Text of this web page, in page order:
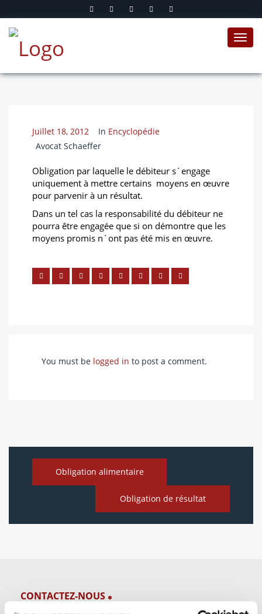
Juillet 18, 2012 In Encyclopédie
Avocat Schaeffer
Obligation par laquelle le débiteur s´engage
uniquement à mettre certains moyens en œuvre
pour parvenir à un résultat.
Dans un tel cas la responsabilité du débiteur ne
pourra être engagée que si on démontre que les
moyens promis n´ont pas été mis en œuvre.
You must be logged in to post a comment.
Obligation alimentaire
Obligation de résultat
CONTACTEZ-NOUS